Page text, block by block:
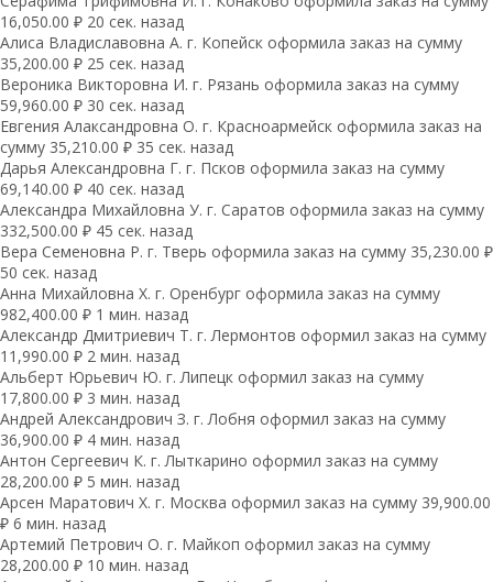
16,050.00 ₽ 20 сек. назад
Алиса Владиславовна А. г. Копейск оформила заказ на сумму
35,200.00 ₽ 25 сек. назад
Вероника Викторовна И. г. Рязань оформила заказ на сумму
59,960.00 ₽ 30 сек. назад
Евгения Алаксандровна О. г. Красноармейск оформила заказ на
сумму 35,210.00 ₽ 35 сек. назад
Дарья Александровна Г. г. Псков оформила заказ на сумму
69,140.00 ₽ 40 сек. назад
Александра Михайловна У. г. Саратов оформила заказ на сумму
332,500.00 ₽ 45 сек. назад
Вера Семеновна Р. г. Тверь оформила заказ на сумму 35,230.00 ₽
50 сек. назад
Анна Михайловна Х. г. Оренбург оформила заказ на сумму
982,400.00 ₽ 1 мин. назад
Александр Дмитриевич Т. г. Лермонтов оформил заказ на сумму
11,990.00 ₽ 2 мин. назад
Альберт Юрьевич Ю. г. Липецк оформил заказ на сумму
17,800.00 ₽ 3 мин. назад
Андрей Александрович З. г. Лобня оформил заказ на сумму
36,900.00 ₽ 4 мин. назад
Антон Сергеевич К. г. Лыткарино оформил заказ на сумму
28,200.00 ₽ 5 мин. назад
Арсен Маратович Х. г. Москва оформил заказ на сумму 39,900.00
₽ 6 мин. назад
Артемий Петрович О. г. Майкоп оформил заказ на сумму
28,200.00 ₽ 10 мин. назад